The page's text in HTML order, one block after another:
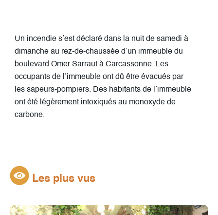
Un incendie s’est déclaré dans la nuit de samedi à
dimanche au rez-de-chaussée d’un immeuble du
boulevard Omer Sarraut à Carcassonne. Les
occupants de l’immeuble ont dû être évacués par
les sapeurs-pompiers. Des habitants de l’immeuble
ont été légèrement intoxiqués au monoxyde de
carbone.
Les plus vus